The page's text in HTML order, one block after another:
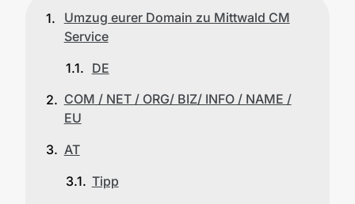
Umzug eurer Domain zu Mittwald CM
Service
DE
COM / NET / ORG/ BIZ/ INFO / NAME /
EU
AT
Tipp